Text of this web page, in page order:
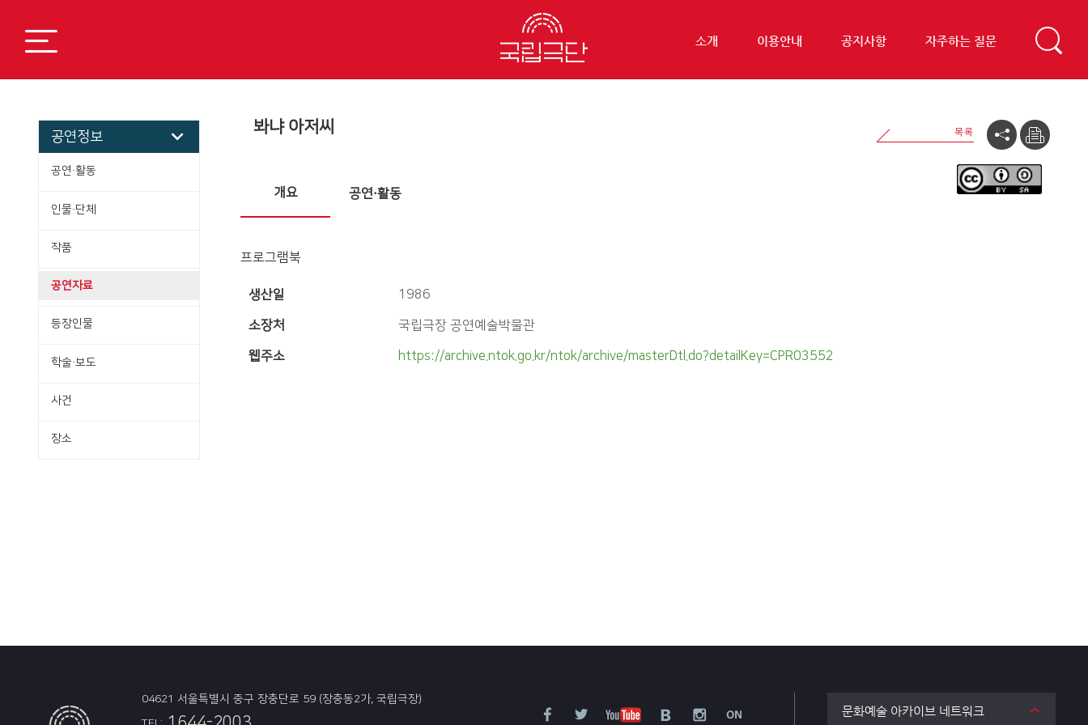
소개 이용안내 공지사항 자주하는 질문
공연정보
공연·활동
인물·단체
작품
공연자료
등장인물
학술·보도
사건
장소
봐냐 아저씨
개요 공연·활동
프로그램북
생산일 1986
소장처 국립극장 공연예술박물관
웹주소 https://archive.ntok.go.kr/ntok/archive/masterDtl.do?detailKey=CPR03552
04621 서울특별시 중구 장충단로 59 (장충동2가, 국립극장)
문화예술 아카이브 네트워크